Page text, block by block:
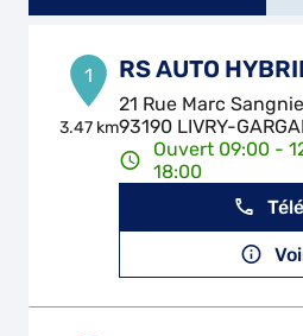
1
3.47 km
RS AUTO
21 Rue Marc
93190 LIVRY-
Ouvert 09:00 -
18:00